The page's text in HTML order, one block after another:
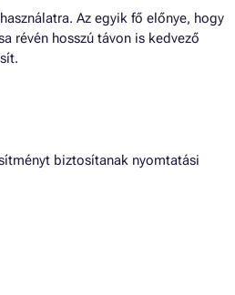
Az egyik fő előnye, hogy
révén hosszú távon is kedvező
biztosítanak nyomtatási